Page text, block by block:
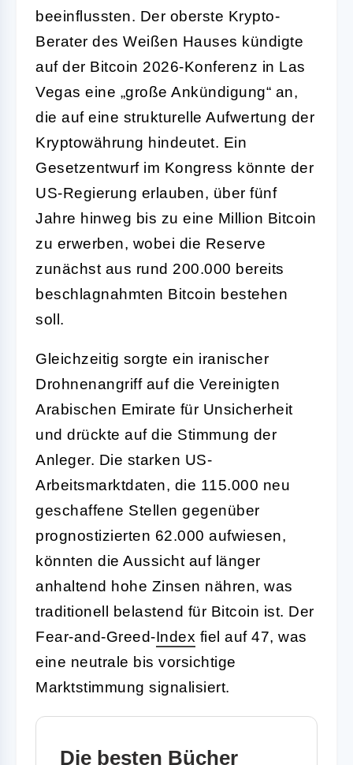
beeinflussten. Der oberste Krypto-
Berater des Weißen Hauses kündigte
auf der Bitcoin 2026-Konferenz in Las
Vegas eine „große Ankündigung“ an,
die auf eine strukturelle Aufwertung der
Kryptowährung hindeutet. Ein
Gesetzentwurf im Kongress könnte der
US-Regierung erlauben, über fünf
Jahre hinweg bis zu eine Million Bitcoin
zu erwerben, wobei die Reserve
zunächst aus rund 200.000 bereits
beschlagnahmten Bitcoin bestehen
soll.
Gleichzeitig sorgte ein iranischer
Drohnenangriff auf die Vereinigten
Arabischen Emirate für Unsicherheit
und drückte auf die Stimmung der
Anleger. Die starken US-
Arbeitsmarktdaten, die 115.000 neu
geschaffene Stellen gegenüber
prognostizierten 62.000 aufwiesen,
könnten die Aussicht auf länger
anhaltend hohe Zinsen nähren, was
traditionell belastend für Bitcoin ist. Der
Fear-and-Greed-Index fiel auf 47, was
eine neutrale bis vorsichtige
Marktstimmung signalisiert.
Die besten Bücher